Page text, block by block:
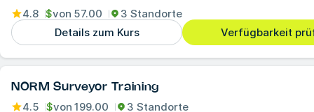
4.8 $von 57.00
3 Standorte
Details zum Kurs
Verfügbarkeit
NORM Surveyor Training
4.5 $von 199.00 3 Standorte